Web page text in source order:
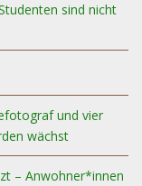
sind nicht
und vier
wächst
– Anwohner*innen